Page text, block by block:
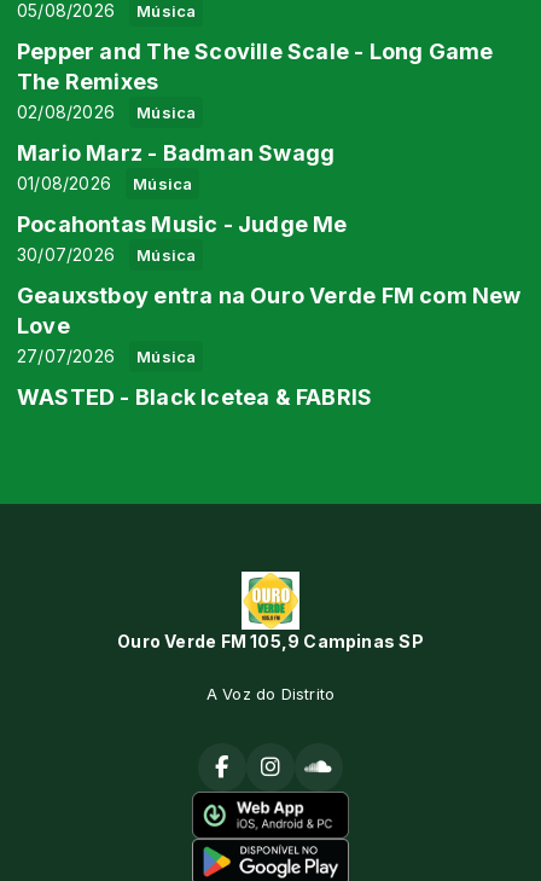
Música
05/08/2026
Pepper and The Scoville Scale - Long Game
The Remixes
Música
02/08/2026
Mario Marz - Badman Swagg
Música
01/08/2026
Pocahontas Music - Judge Me
Música
30/07/2026
Geauxstboy entra na Ouro Verde FM com New
Love
Música
27/07/2026
WASTED - Black Icetea & FABRIS
Ouro Verde FM 105,9 Campinas SP
A Voz do Distrito